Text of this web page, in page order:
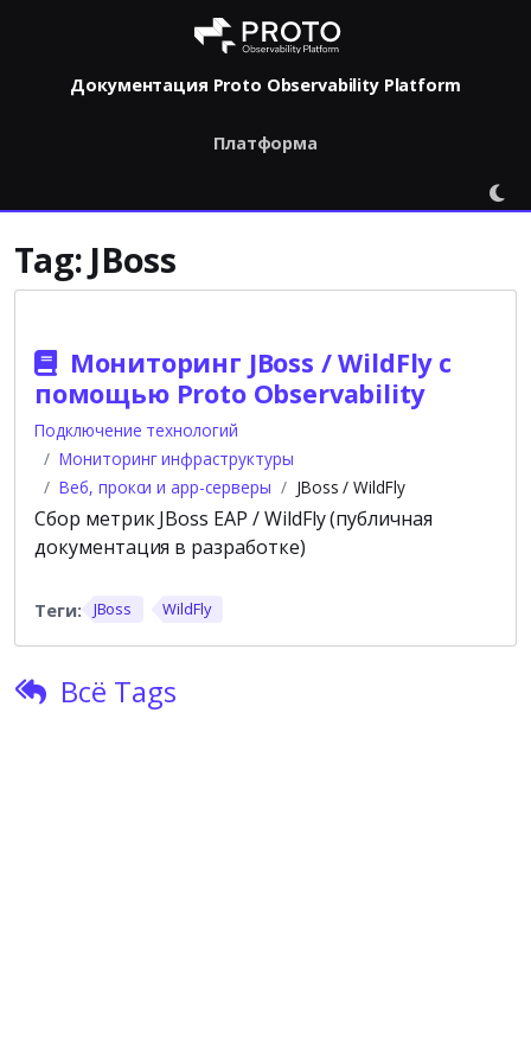
Документация Proto Observability Platform
Платформа
Tag: JBoss
Мониторинг JBoss / WildFly с
помощью Proto Observability
Подключение технологий
Мониторинг инфраструктуры
Веб, прокси и app-серверы
JBoss / WildFly
Сбор метрик JBoss EAP / WildFly (публичная
документация в разработке)
JBoss WildFly
Всё Tags